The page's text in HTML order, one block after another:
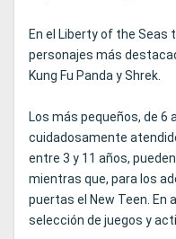
En el Liberty of the
personajes más
Kung Fu Panda y Shrek.
Los más pequeños, de 6
cuidadosamente
entre 3 y 11 años,
mientras que, para los
puertas el New Teen. En
selección de juegos y